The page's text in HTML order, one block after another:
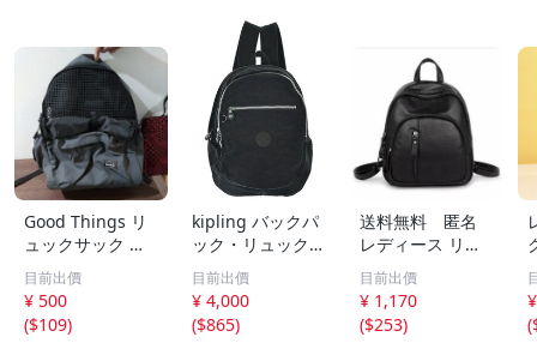
Good Things リ
ュックサック グ
レー メッシュポ
ケット付き デイ
パック
目前出價
¥ 500
($109)
kipling バックパ
ック・リュック
レディース キプ
リング 中古 古
着
目前出價
¥ 4,000
($865)
送料無料 匿名
レディース リュ
ック 防水 ミニバ
ックパック PUレ
ザー デイパック
ブラック
目前出價
¥ 1,170
($253)
(